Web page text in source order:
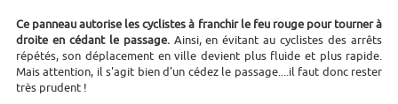
Ce panneau autorise les cyclistes à franchir le feu rouge pour tourner à
droite en cédant le passage.Ainsi, en évitant au cyclistes des arrêts
répétés, son déplacement en ville devient plus fluide et plus rapide.
Mais attention, il s'agit bien d'un cédez le passage....il faut donc rester
très prudent !